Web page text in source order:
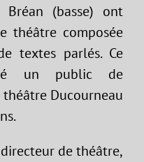
(basse) ont
théâtre composée
textes parlés. Ce
un public de
théâtre Ducourneau
de théâtre,